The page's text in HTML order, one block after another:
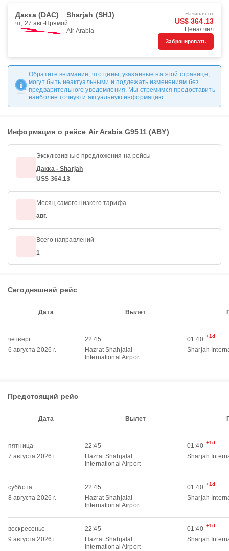
Дакка (DAC) Sharjah (SHJ)
чт, 27 авг. Прямой
Air Arabia
Начиная от
US$ 364.13
Цена/ чел
Забронировать
Обратите внимание, что цены, указанные на этой странице,
могут быть неактуальными и подлежать изменениям без
предварительного уведомления. Мы стремимся предоставить
наиболее точную и актуальную информацию.
Информация о рейсе Air Arabia G9511 (ABY)
Эксклюзивные предложения на рейсы
Дакка - Sharjah
US$ 364.13
Месяц самого низкого тарифа
авг.
Всего направлений
1
Сегодняшний рейс
Дата Вылет
четверг
6 августа 2026 г.
22:45
Hazrat Shahjalal
International Airport
01:40 +1d
Sharjah
Предстоящий рейс
Дата Вылет
пятница
7 августа 2026 г.
22:45
Hazrat Shahjalal
International Airport
01:40 +1d
Sharjah
суббота
8 августа 2026 г.
22:45
Hazrat Shahjalal
International Airport
01:40 +1d
Sharjah
воскресенье
9 августа 2026 г.
22:45
Hazrat Shahjalal
International Airport
01:40 +1d
Sharjah